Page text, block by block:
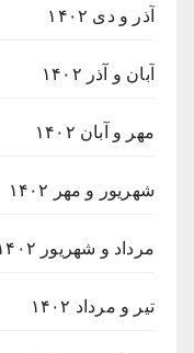
آذر و دی ۱۴۰۲
آبان و آذر ۱۴۰۲
مهر و آبان ۱۴۰۲
شهریور و مهر ۱۴۰۲
مرداد و شهریور ۱۴۰۲
تیر و مرداد ۱۴۰۲